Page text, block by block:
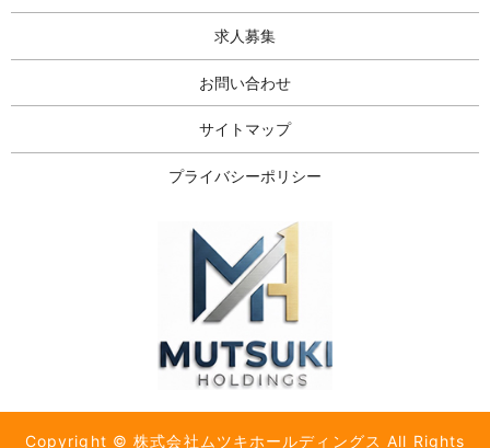
求人募集
お問い合わせ
サイトマップ
プライバシーポリシー
Copyright © 株式会社ムツキホールディングス All Rights